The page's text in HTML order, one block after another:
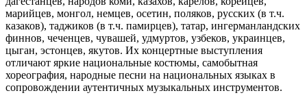
марийцев, монгол, немцев, осетин, поляков, русских (в т.ч.
казаков), таджиков (в т.ч. памирцев), татар, ингерманландских
финнов, чеченцев, чувашей, удмуртов, узбеков, украинцев,
цыган, эстонцев, якутов. Их концертные выступления
отличают яркие национальные костюмы, самобытная
хореография, народные песни на национальных языках в
сопровождении аутентичных музыкальных инструментов.